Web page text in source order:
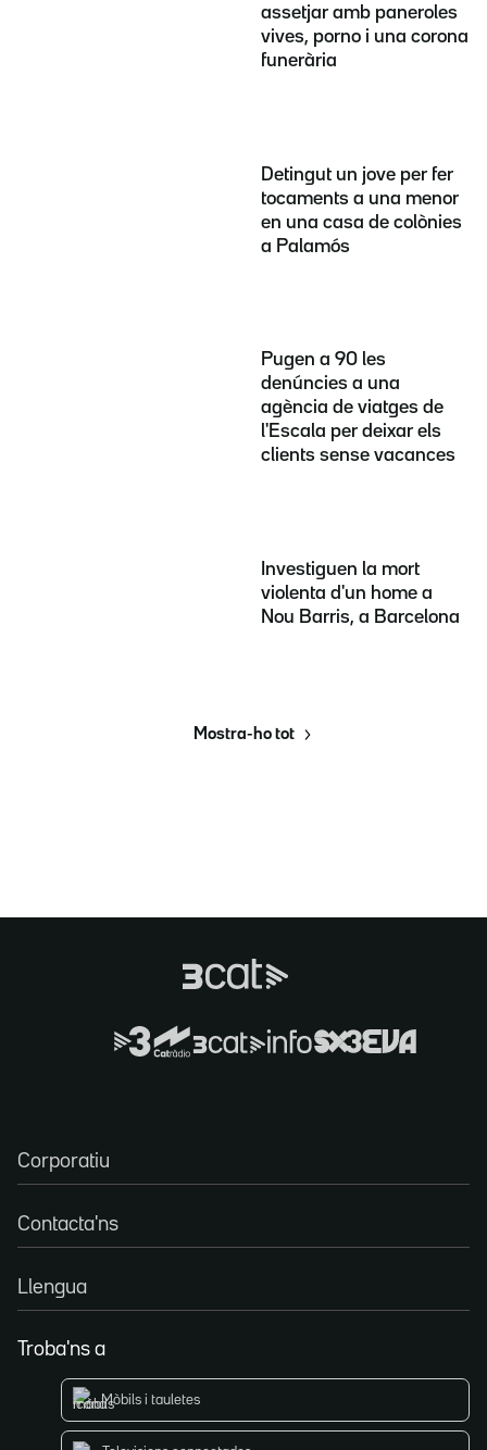
assetjar amb paneroles
vives, porno i una corona
funerària
Detingut un jove per fer
tocaments a una menor
en una casa de colònies
a Palamós
Pugen a 90 les
denúncies a una
agència de viatges de
l'Escala per deixar els
clients sense vacances
Investiguen la mort
violenta d'un home a
Nou Barris, a Barcelona
Mostra-ho tot
Corporatiu
Contacta'ns
Llengua
Troba'ns a
Mòbils i tauletes